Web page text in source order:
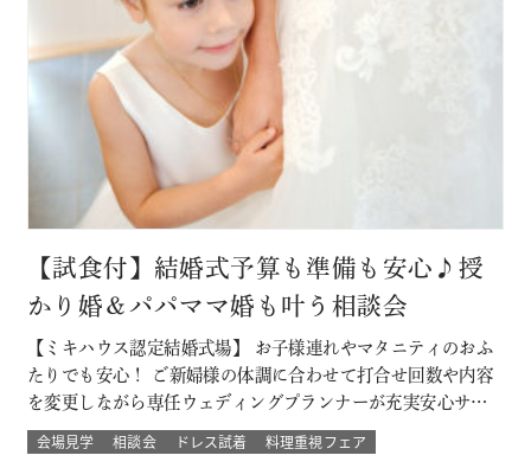
【試食付】結婚式予算も準備も安心♪授
かり婚＆パパママ婚も叶う相談会
【ミキハウス認定結婚式場】 お子様連れやマタニティのおふ
たりでも安心！ ご新婦様の体調に合わせて打合せ回数や内容
を変更しながら専任ウェディングプランナーが充実安心サポ
ート 授かり婚のカップルもパパママ婚のカップルが不安な部
分をすべて解消 必要なベビー用品やお部屋などもすべて結婚
会場見学 相談会 ドレス試着 料理重視フェア